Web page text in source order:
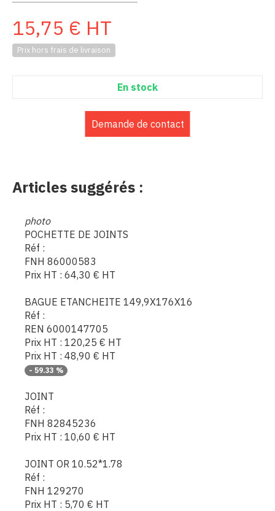
15,75 € HT
Prix hors frais de livraison
En stock
Demande de contact
Articles suggérés :
photo
POCHETTE DE JOINTS
Réf :
FNH 86000583
Prix HT : 64,30 € HT
BAGUE ETANCHEITE 149,9X176X16
Réf :
REN 6000147705
Prix HT : 120,25 € HT
Prix HT : 48,90 € HT
- 59.33 %
JOINT
Réf :
FNH 82845236
Prix HT : 10,60 € HT
JOINT OR 10.52*1.78
Réf :
FNH 129270
Prix HT : 5,70 € HT